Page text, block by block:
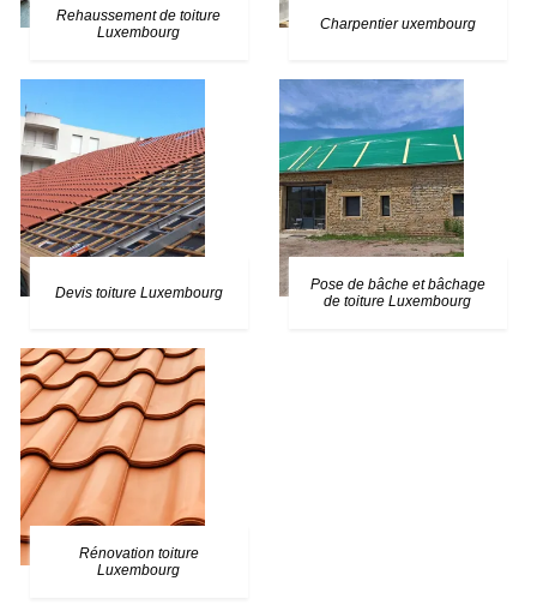
Rehaussement de toiture
Luxembourg
Charpentier uxembourg
Devis toiture Luxembourg
Pose de bâche et bâchage
de toiture Luxembourg
Rénovation toiture
Luxembourg